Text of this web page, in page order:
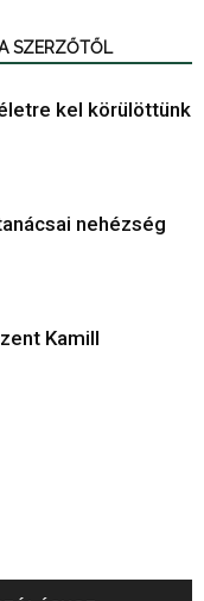
SZERZŐTŐL
kel körülöttünk
nehézség
Kamill